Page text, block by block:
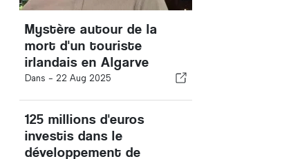
Mystère autour de la
mort d'un touriste
irlandais en Algarve
Dans - 22 Aug 2025
125 millions d'euros
investis dans le
développement de